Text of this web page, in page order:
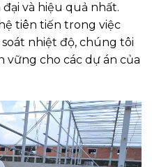
và hiệu quả nhất.
tiên tiến trong việc
nhiệt độ, chúng tôi
vững cho các dự án của